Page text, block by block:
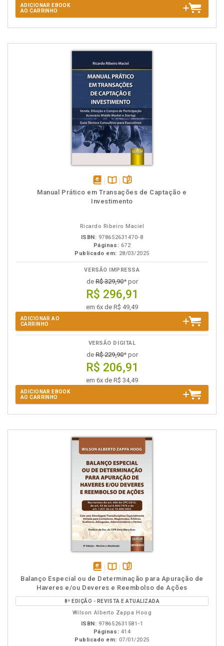
ADICIONAR EBOOK
AO CARRINHO
disponível
em
Disponível
na
páginas
Manual Prático em Transações de Captação e
Investimento
Ricardo Ribeiro Maciel
ISBN: 978652631470-8
Páginas: 672
Publicado em: 28/03/2025
VERSÃO IMPRESSA
deR$ 329,90* por
R$ 296,91
em 6x de R$ 49,49
ADICIONAR AO
CARRINHO
VERSÃO DIGITAL
deR$ 229,90* por
R$ 206,91
em 6x de R$ 34,49
ADICIONAR EBOOK
AO CARRINHO
disponível
em
eBook
Disponível
na
B.V.
páginas
Balanço Especial ou de Determinação para Apuração de
Haveres e/ou Deveres e Reembolso de Ações
8ª EDIÇÃO - REVISTA E ATUALIZADA
Wilson Alberto Zappa Hoog
ISBN: 978652631581-1
Páginas: 414
Publicado em: 07/01/2025